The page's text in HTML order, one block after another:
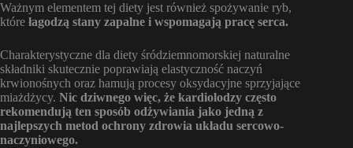
Ważnym elementem tej diety jest również spożywanie ryb,
które łagodzą stany zapalne i wspomagają pracę serca.
Charakterystyczne dla diety śródziemnomorskiej naturalne
składniki skutecznie poprawiają elastyczność naczyń
krwionośnych oraz hamują procesy oksydacyjne sprzyjające
miażdżycy. Nic dziwnego więc, że kardiolodzy często
rekomendują ten sposób odżywiania jako jedną z
najlepszych metod ochrony zdrowia układu sercowo-
naczyniowego.